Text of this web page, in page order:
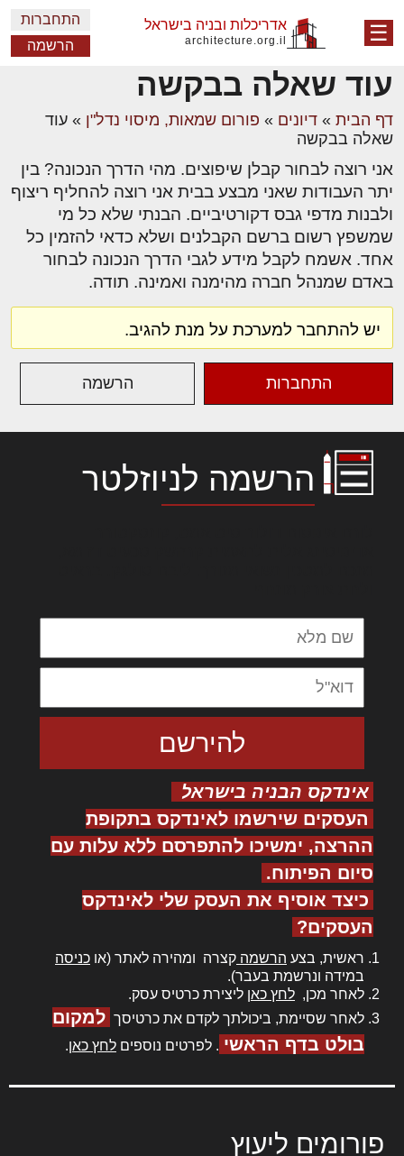
☰ אדריכלות ובניה בישראל
architecture.org.il
התחברות
הרשמה
עוד שאלה בבקשה
דף הבית » דיונים » פורום שמאות, מיסוי נדל"ן » עוד
שאלה בבקשה
אני רוצה לבחור קבלן שיפוצים. מהי הדרך הנכונה? בין
יתר העבודות שאני מבצע בבית אני רוצה להחליף ריצוף
ולבנות מדפי גבס דקורטיביים. הבנתי שלא כל מי
שמשפץ רשום ברשם הקבלנים ושלא כדאי להזמין כל
אחד. אשמח לקבל מידע לגבי הדרך הנכונה לבחור
באדם שמנהל חברה מהימנה ואמינה. תודה.
יש להתחבר למערכת על מנת להגיב.
התחברות הרשמה
הרשמה לניוזלטר
אינדקס הבניה בישראל
העסקים שירשמו לאינדקס בתקופת
ההרצה, ימשיכו להתפרסם ללא עלות עם
סיום הפיתוח.
כיצד אוסיף את העסק שלי לאינדקס
העסקים?
ראשית, בצע הרשמה קצרה ומהירה לאתר (או כניסה
במידה ונרשמת בעבר).
לאחר מכן, לחץ כאן ליצירת כרטיס עסק.
לאחר שסיימת, ביכולתך לקדם את כרטיסך למקום
בולט בדף הראשי . לפרטים נוספים לחץ כאן.
פורומים ליעוץ